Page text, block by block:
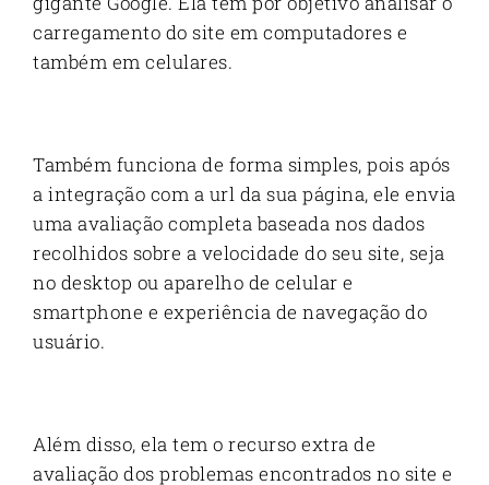
carregamento do site em computadores e
também em celulares.
Também funciona de forma simples, pois após
a integração com a url da sua página, ele envia
uma avaliação completa baseada nos dados
recolhidos sobre a velocidade do seu site, seja
no desktop ou aparelho de celular e
smartphone e experiência de navegação do
usuário.
Além disso, ela tem o recurso extra de
avaliação dos problemas encontrados no site e